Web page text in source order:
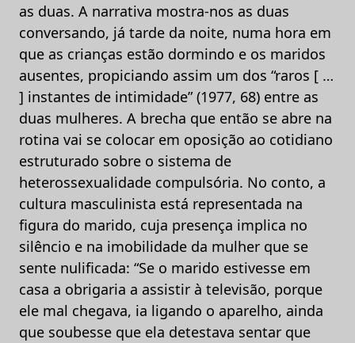
as duas. A narrativa mostra-nos as duas
conversando, já tarde da noite, numa hora em
que as crianças estão dormindo e os maridos
ausentes, propiciando assim um dos “raros [ …
] instantes de intimidade” (1977, 68) entre as
duas mulheres. A brecha que então se abre na
rotina vai se colocar em oposição ao cotidiano
estruturado sobre o sistema de
heterossexualidade compulsória. No conto, a
cultura masculinista está representada na
figura do marido, cuja presença implica no
silêncio e na imobilidade da mulher que se
sente nulificada: “Se o marido estivesse em
casa a obrigaria a assistir à televisão, porque
ele mal chegava, ia ligando o aparelho, ainda
que soubesse que ela detestava sentar que